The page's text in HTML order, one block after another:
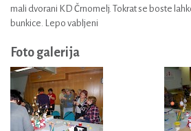
mali dvorani KD Črnomelj. Tokrat se boste
bunkice. Lepo vabljeni
Foto galerija